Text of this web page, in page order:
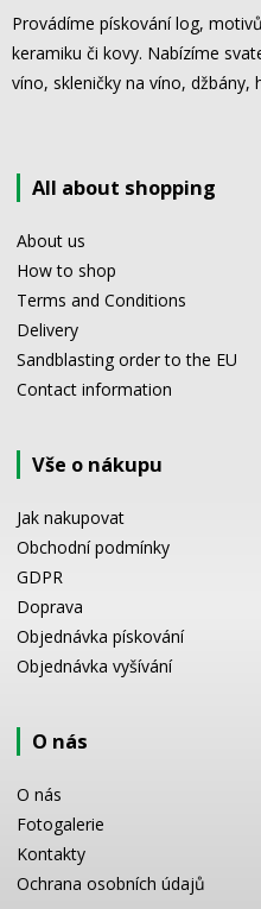
Provádíme pískování log,
keramiku či kovy. Nabízíme
víno, skleničky na víno, džbány,
All about shopping
About us
How to shop
Terms and Conditions
Delivery
Sandblasting order to the EU
Contact information
Vše o nákupu
Jak nakupovat
Obchodní podmínky
GDPR
Doprava
Objednávka pískování
Objednávka vyšívání
O nás
O nás
Fotogalerie
Kontakty
Ochrana osobních údajů